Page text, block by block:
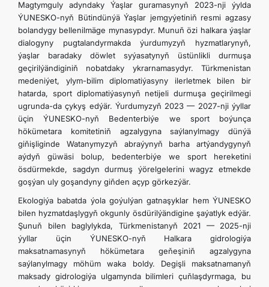
Magtymguly adyndaky Ýaşlar guramasynyň 2023-nji ýylda
ÝUNESKO-nyň Bütindünýä Ýaşlar jemgyýetiniň resmi agzasy
bolandygy bellenilmäge mynasypdyr. Munuň özi halkara ýaşlar
dialogyny pugtalandyrmakda ýurdumyzyň hyzmatlarynyň,
ýaşlar baradaky döwlet syýasatynyň üstünlikli durmuşa
geçirilýändiginiň nobatdaky ykrarnamasydyr. Türkmenistan
medeniýet, ylym-bilim diplomatiýasyny ilerletmek bilen bir
hatarda, sport diplomatiýasynyň netijeli durmuşa geçirilmegi
ugrunda-da çykyş edýär. Ýurdumyzyň 2023 — 2027-nji ýyllar
üçin ÝUNESKO-nyň Bedenterbiýe we sport boýunça
hökümetara komitetiniň agzalygyna saýlanylmagy dünýä
giňişliginde Watanymyzyň abraýynyň barha artýandygynyň
aýdyň güwäsi bolup, bedenterbiýe we sport hereketini
ösdürmekde, sagdyn durmuş ýörelgelerini wagyz etmekde
goşýan uly goşandyny giňden açyp görkezýär.
Ekologiýa babatda ýola goýulýan gatnaşyklar hem ÝUNESKO
bilen hyzmatdaşlygyň okgunly ösdürilýändigine şaýatlyk edýär.
Şunuň bilen baglylykda, Türkmenistanyň 2021 — 2025-nji
ýyllar üçin ÝUNESKO-nyň Halkara gidrologiýa
maksatnamasynyň hökümetara geňeşiniň agzalygyna
saýlanylmagy möhüm waka boldy. Degişli maksatnamanyň
maksady gidrologiýa ulgamynda bilimleri çuňlaşdyrmaga, bu